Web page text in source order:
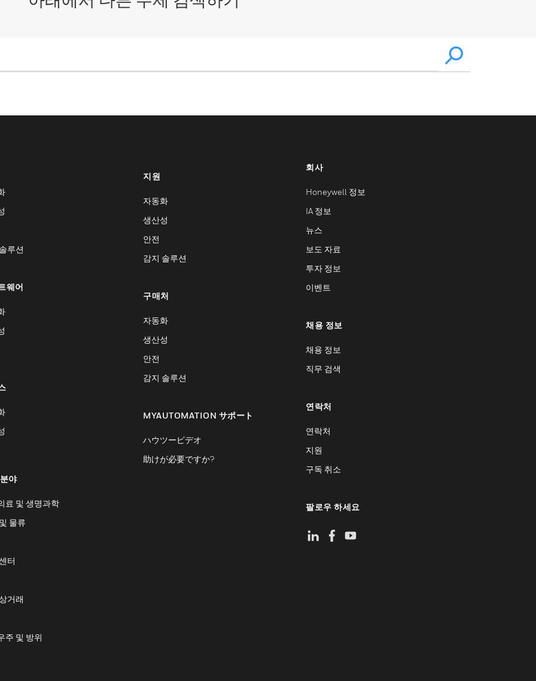
루션
웨어
야
료 및 생명과학
물류
터
거래
주 및 방위
지원
자동화
생산성
안전
감지 솔루션
구매처
자동화
생산성
안전
감지 솔루션
MYAUTOMATION サポート
ハウツービデオ
助けが必要ですか?
회사
Honeywell 정보
IA 정보
뉴스
보도 자료
투자 정보
이벤트
채용 정보
채용 정보
직무 검색
연락처
연락처
지원
구독 취소
팔로우 하세요